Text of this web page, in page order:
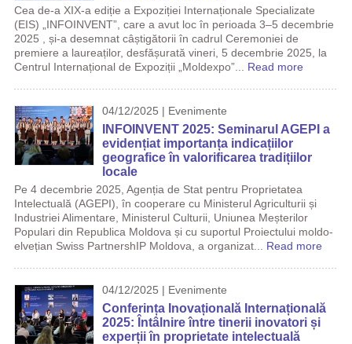
Cea de-a XIX-a ediție a Expoziției Internaționale Specializate
(EIS) „INFOINVENT”, care a avut loc în perioada 3–5 decembrie
2025 , și-a desemnat câștigătorii în cadrul Ceremoniei de
premiere a laureaților, desfășurată vineri, 5 decembrie 2025, la
Centrul Internațional de Expoziții „Moldexpo”... Read more
04/12/2025 | Evenimente
INFOINVENT 2025: Seminarul AGEPI a
evidențiat importanța indicațiilor
geografice în valorificarea tradițiilor
locale
Pe 4 decembrie 2025, Agenția de Stat pentru Proprietatea
Intelectuală (AGEPI), în cooperare cu Ministerul Agriculturii și
Industriei Alimentare, Ministerul Culturii, Uniunea Meșterilor
Populari din Republica Moldova și cu suportul Proiectului moldo-
elvețian Swiss PartnershIP Moldova, a organizat... Read more
04/12/2025 | Evenimente
Conferința Inovațională Internațională
2025: Întâlnire între tinerii inovatori și
experții în proprietate intelectuală